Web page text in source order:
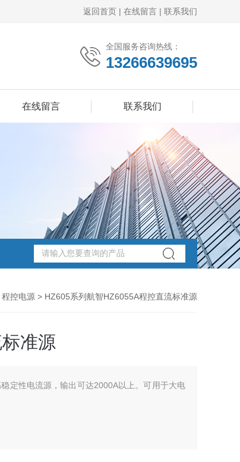
返回首页 | 在线留言 | 联系我们
全国服务咨询热线：
13266639695
在线留言 联系我们
程控电源 > HZ605系列航智HZ6055A程控直流标准源
准源
定性电流源，输出可达2000A以上。可用于大电